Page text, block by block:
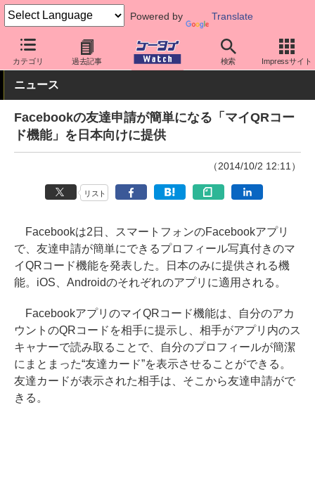
Powered by Translate
カテゴリ 過去記事 検索 Impressサイト
ケータイ Watch OS iPhone (iOS) アプリ・サービス
ニュース
Facebookの友達申請が簡単になる「マイQRコー
ド機能」を日本向けに提供
（2014/10/2 12:11）
リスト
Facebookは2日、スマートフォンのFacebookアプリ
で、友達申請が簡単にできるプロフィール写真付きのマ
イQRコード機能を発表した。日本のみに提供される機
能。iOS、Androidのそれぞれのアプリに適用される。
FacebookアプリのマイQRコード機能は、自分のアカ
ウントのQRコードを相手に提示し、相手がアプリ内のス
キャナーで読み取ることで、自分のプロフィールが簡潔
にまとまった“友達カード”を表示させることができる。
友達カードが表示された相手は、そこから友達申請がで
きる。